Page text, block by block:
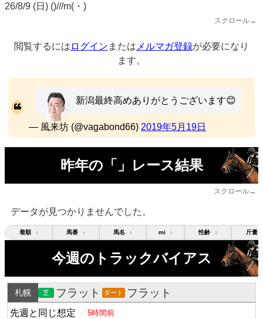
26/8/9 (日) ()///m(・)
スクロール→
閲覧するには ログイン または メルマガ登録が必要になり
ます。
新潟最終高めありがとうございます😊
— 風来坊 (@vagabond66) 2019年5月19日
昨年の「」レース結果
スクロール→
データが見つかりませんでした。
着順 ↕ 馬番 ↕ 馬名 ↕ mi ↕ 性齢 ↕ 斤量
今週のトラックバイアス
札幌 芝 フラット ダート フラット
先週と同じ想定 5時間前